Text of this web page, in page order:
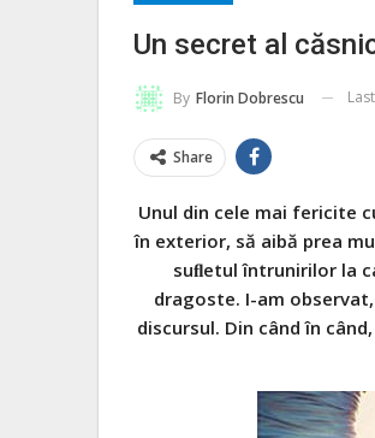
Un secret al
By Florin Dobrescu
Share
Unul din cele mai fericite
în exterior, să aibă prea
suﬂetul întrunirilor la
dragoste. I-am
discursul. Din când în